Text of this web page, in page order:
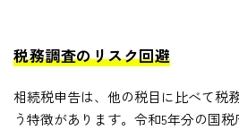
税務調査のリスク回避
相続税申告は、他の税目に比べて税
う特徴があります。令和5年分の国